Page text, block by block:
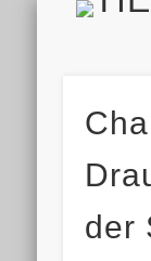
der